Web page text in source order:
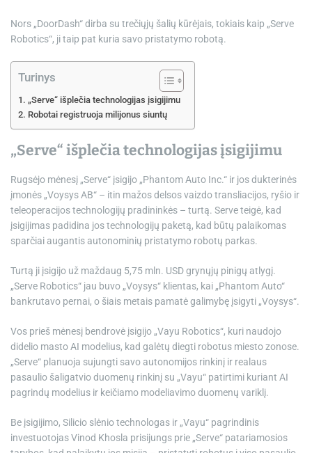
Nors „DoorDash“ dirba su trečiųjų šalių kūrėjais, tokiais kaip „Serve
Robotics“, ji taip pat kuria savo pristatymo robotą.
Turinys
„Serve“ išplečia technologijas įsigijimu
Robotai registruoja milijonus siuntų
„Serve“ išplečia technologijas įsigijimu
Rugsėjo mėnesį „Serve“ įsigijo „Phantom Auto Inc.“ ir jos dukterinės
įmonės „Voysys AB“ – itin mažos delsos vaizdo transliacijos, ryšio ir
teleoperacijos technologijų pradininkės – turtą. Serve teigė, kad
įsigijimas padidina jos technologijų paketą, kad būtų palaikomas
sparčiai augantis autonominių pristatymo robotų parkas.
Turtą ji įsigijo už maždaug 5,75 mln. USD grynųjų pinigų atlygį.
„Serve Robotics“ jau buvo „Voysys“ klientas, kai „Phantom Auto“
bankrutavo pernai, o šiais metais pamatė galimybę įsigyti „Voysys“.
Vos prieš mėnesį bendrovė įsigijo „Vayu Robotics“, kuri naudojo
didelio masto AI modelius, kad galėtų diegti robotus miesto zonose.
„Serve“ planuoja sujungti savo autonomijos rinkinį ir realaus
pasaulio šaligatvio duomenų rinkinį su „Vayu“ patirtimi kuriant AI
pagrindų modelius ir keičiamo modeliavimo duomenų variklį.
Be įsigijimo, Silicio slėnio technologas ir „Vayu“ pagrindinis
investuotojas Vinod Khosla prisijungs prie „Serve“ patariamosios